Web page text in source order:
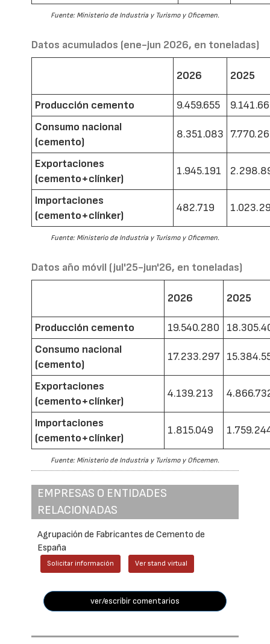
Fuente: Ministerio de Industria y Turismo y Oficemen.
Datos acumulados (ene-jun 2026, en toneladas)
2026 2025
Producción cemento 9.459.655
Consumo nacional
(cemento)
8.351.083
Exportaciones
(cemento+clínker)
1.945.191
Importaciones
(cemento+clínker)
482.719
Fuente: Ministerio de Industria y Turismo y Oficemen.
Datos año móvil (jul'25-jun'26, en toneladas)
2026 2025
Producción cemento 19.540.280
Consumo nacional
(cemento)
17.233.297
Exportaciones
(cemento+clínker)
4.139.213
Importaciones
(cemento+clínker)
1.815.049
Fuente: Ministerio de Industria y Turismo y Oficemen.
EMPRESAS O ENTIDADES
RELACIONADAS
Agrupación de Fabricantes de Cemento de
España
Solicitar información Ver stand virtual
ver/escribir comentarios